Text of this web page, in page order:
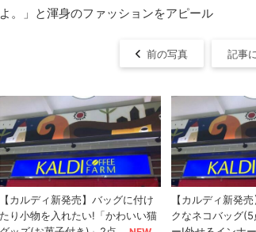
よ。」と渾身のファッションをアピール
前の写真 記事